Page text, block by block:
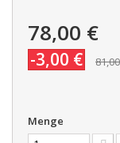
78,00 €
-3,00 €
Menge